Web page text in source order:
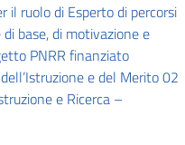
il ruolo di Esperto di percorsi
base, di motivazione e
PNRR finanziato
e del Merito 02
e Ricerca –